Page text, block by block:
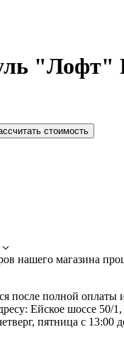
"Лофт"
стоимость
нашего магазина
после полной оплаты
Ейское шоссе 50/
пятница с 13:00